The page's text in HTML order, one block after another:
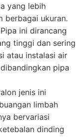
yang lebih
berbagai ukuran.
Pipa ini dirancang
tinggi dan sering
atau instalasi air
pipa
jenis ini
limbah
bervariasi
dinding